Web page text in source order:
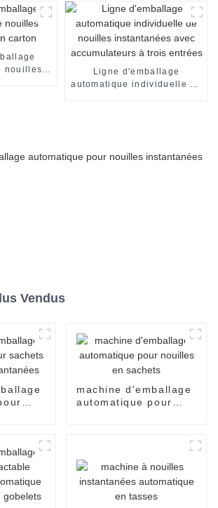
carton, pour emballage de
nouilles instantanées en
sachets individuels. Ligne
de production de
conditionnement.
nouilles
Ligne d'emballage
automatique individuelle de
Vendus
machine d'emballage
automatique pour